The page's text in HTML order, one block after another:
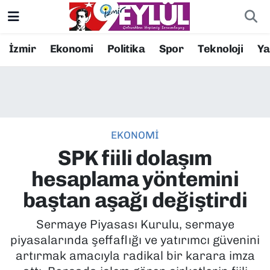
İzmir Ekonomi Politika Spor Teknoloji
EKONOMİ
SPK fiili dolaşım
hesaplama yöntemini
baştan aşağı değiştirdi
Sermaye Piyasası Kurulu, sermaye
piyasalarında şeffaflığı ve yatırımcı güvenini
artırmak amacıyla radikal bir karara imza
Resmi İlanlar
EKONOMİ
KÜLTÜR SANAT
MAGAZİN
POLİTİKA
Konak Nöbetçi Eczaneler
Süper Lig Puan Durumu ve Fikstür
Tüm Manşetler
Son Dakika Haberleri
Haber Arşivi